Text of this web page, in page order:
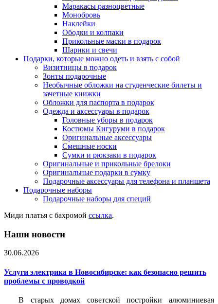
Маракасы разноцветные
Монобровь
Наклейки
Ободки и колпаки
Прикольные маски в подарок
Шарики и свечи
Подарки, которые можно одеть и взять с собой
Визитницы в подарок
Зонты подарочные
Необычные обложки на студенческие билеты и
зачетные книжки
Обложки для паспорта в подарок
Одежда и аксессуары в подарок
Головные уборы в подарок
Костюмы Кигуруми в подарок
Оригинальные аксессуары
Смешные носки
Сумки и рюкзаки в подарок
Оригинальные и прикольные брелоки
Оригинальные подарки в сумку
Подарочные аксессуары для телефона и планшета
Подарочные наборы
Подарочные наборы для специй
Миди платья с бахромой ссылка.
Наши новости
30.06.2026
Услуги электрика в Новосибирске: как безопасно решить
проблемы с проводкой
В старых домах советской постройки алюминиевая